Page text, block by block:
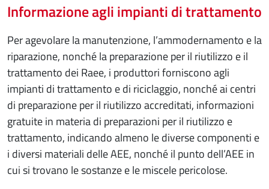
Informazione agli impianti di trattamento
Per agevolare la manutenzione, l’ammodernamento e la
riparazione, nonché la preparazione per il riutilizzo e il
trattamento dei Raee, i produttori forniscono agli
impianti di trattamento e di riciclaggio, nonché ai centri
di preparazione per il riutilizzo accreditati, informazioni
gratuite in materia di preparazioni per il riutilizzo e
trattamento, indicando almeno le diverse componenti e
i diversi materiali delle AEE, nonché il punto dell’AEE in
cui si trovano le sostanze e le miscele pericolose.